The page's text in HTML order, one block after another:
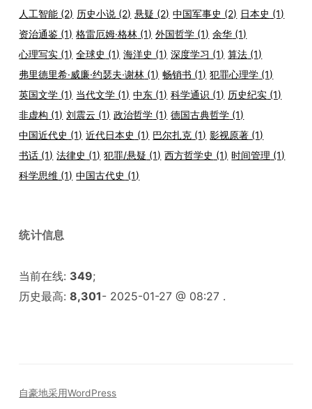
人工智能 (2) 历史小说 (2) 悬疑 (2) 中国军事史 (2) 日本史 (1)
资治通鉴 (1) 格雷厄姆·格林 (1) 外国哲学 (1) 余华 (1)
心理写实 (1) 全球史 (1) 海洋史 (1) 深度学习 (1) 算法 (1)
弗里德里希·威廉·约瑟夫·谢林 (1) 畅销书 (1) 犯罪心理学 (1)
英国文学 (1) 当代文学 (1) 中东 (1) 科学通识 (1) 历史纪实 (1)
非虚构 (1) 刘震云 (1) 政治哲学 (1) 德国古典哲学 (1)
中国近代史 (1) 近代日本史 (1) 巴尔扎克 (1) 影视原著 (1)
书话 (1) 法律史 (1) 犯罪/悬疑 (1) 西方哲学史 (1) 时间管理 (1)
科学思维 (1) 中国古代史 (1)
统计信息
当前在线: 349;
历史最高:8,301- 2025-01-27 @ 08:27 .
自豪地采用WordPress